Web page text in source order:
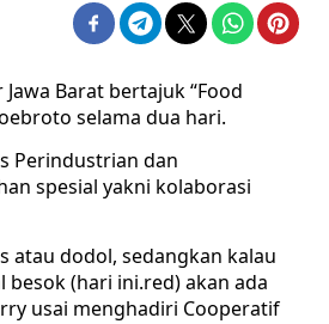
Barat bertajuk “Food
selama dua hari.
Perindustrian dan
spesial yakni kolaborasi
atau dodol, sedangkan kalau
besok (hari ini.red) akan ada
usai menghadiri Cooperatif